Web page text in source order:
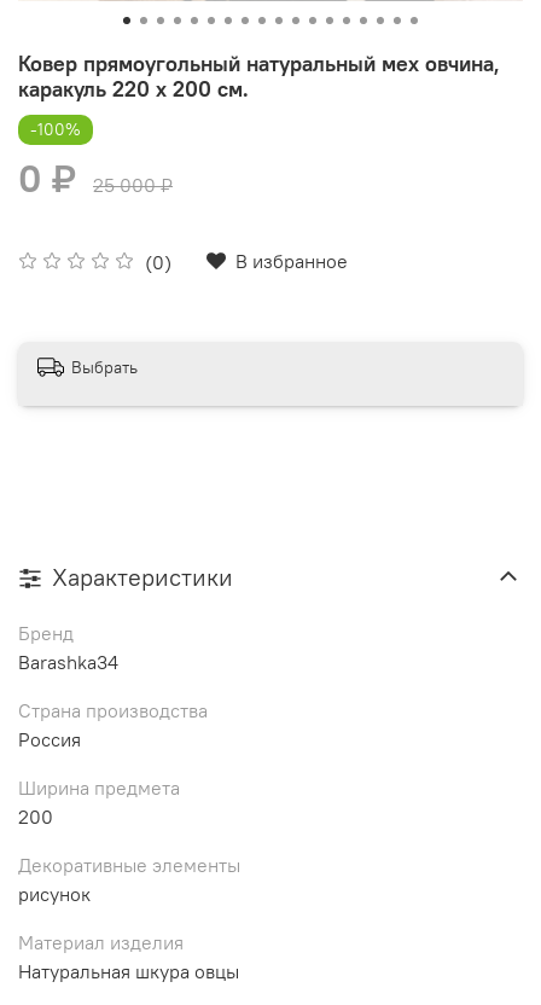
Ковер прямоугольный натуральный мех овчина,
каракуль 220 х 200 см.
(0) В избранное
-100%
0 ₽ 25 000 ₽
Выбрать
Характеристики
Бренд
Barashka34
Страна производства
Россия
Ширина предмета
200
Декоративные элементы
рисунок
Материал изделия
Натуральная шкура овцы